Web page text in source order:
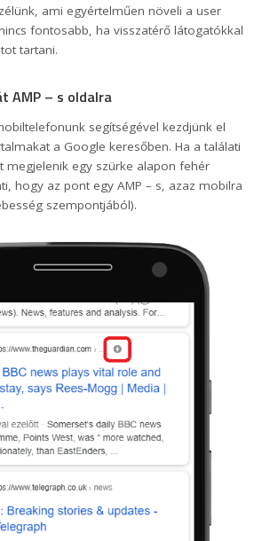
- górcső alatt a Google AMP
ami egyértelműen növeli a user
fontosabb, ha visszatérő látogatókkal
tartani.
AMP – s oldalra
segítségével kezdjünk el
a Google keresőben. Ha a találati
megjelenik egy szürke alapon fehér
hogy az pont egy AMP – s, azaz mobilra
szempontjából).